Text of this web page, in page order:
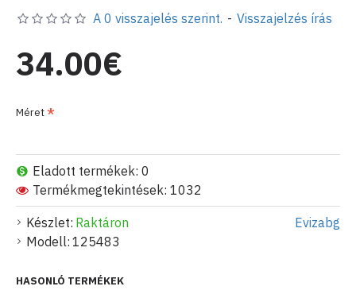
Készlet: Raktáron
Modell: 125483
Evizabg
Eladott termékek: 0
Termékmegtekintések: 1032
A 0 visszajelés szerint. - Visszajelzés írás
34.00€
Méret
HASONLÓ TERMÉKEK